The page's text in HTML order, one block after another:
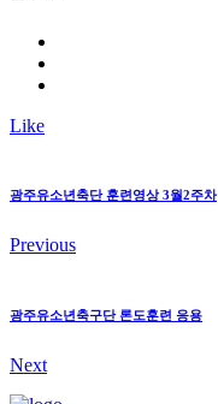
Like
광주유소년축단 훈련영상 3월2주차
Previous
광주유소년축구단 론도훈련 응용
Next